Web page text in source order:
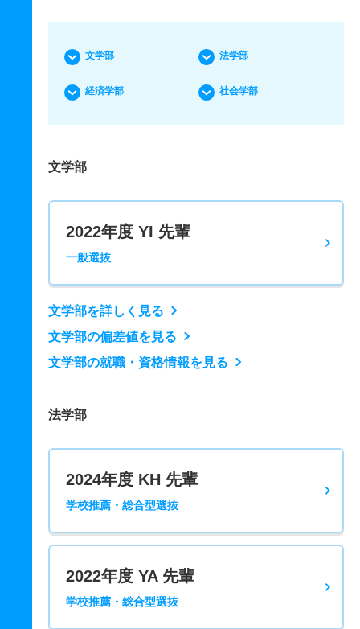
文学部 法学部
経済学部 社会学部
文学部
2022年度 YI 先輩
一般選抜
文学部を詳しく見る
文学部の偏差値を見る
文学部の就職・資格情報を見る
法学部
2024年度 KH 先輩
学校推薦・総合型選抜
2022年度 YA 先輩
学校推薦・総合型選抜